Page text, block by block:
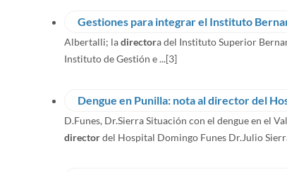
Gestiones para integrar el Instituto
Albertalli; ladirectora del Instituto Superior
Instituto de Gestión e ...[3]
Dengue en Punilla: nota al director del
D.Funes, Dr.Sierra Situación con el dengue en el
directordel Hospital Domingo Funes Dr.Julio